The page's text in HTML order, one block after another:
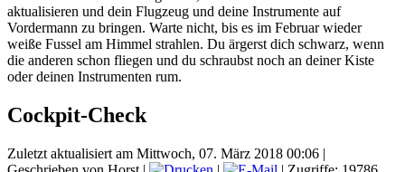
aktualisieren und dein Flugzeug und deine Instrumente auf
Vordermann zu bringen. Warte nicht, bis es im Februar wieder
weiße Fussel am Himmel strahlen. Du ärgerst dich schwarz, wenn
die anderen schon fliegen und du schraubst noch an deiner Kiste
oder deinen Instrumenten rum.
Cockpit-Check
Zuletzt aktualisiert am Mittwoch, 07. März 2018 00:06 |